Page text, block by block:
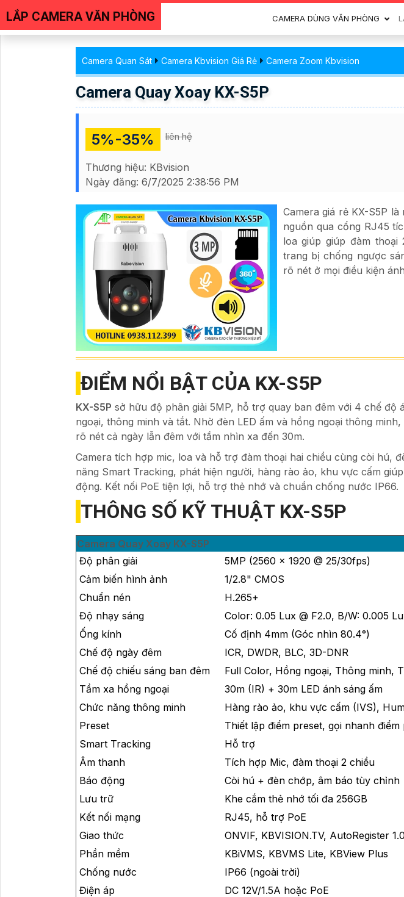
LẮP CAMERA VĂN PHÒNG CAMERA DÙNG VĂN PHÒNG
Camera Quan Sát Camera Kbvision Giá Rẻ Camera Zoom Kbvision
Camera Quay Xoay KX-S5P
5%-35% liên hệ
Thương hiệu: KBvision
Ngày đăng: 6/7/2025 2:38:56 PM
Camera giá rẻ KX-S5P
nguồn qua cổng RJ45
loa giúp giúp đàm thoại
trang bị chống ngược
rõ nét ở mọi điều kiện
ĐIỂM NỔI BẬT CỦA KX-S5P
KX-S5P sở hữu độ phân giải 5MP, hỗ trợ quay ban đêm với 4 chế độ
ngoại, thông minh và tắt. Nhờ đèn LED ấm và hồng ngoại thông
rõ nét cả ngày lẫn đêm với tầm nhìn xa đến 30m.
Camera tích hợp mic, loa và hỗ trợ đàm thoại hai chiều cùng còi hú,
năng Smart Tracking, phát hiện người, hàng rào ảo, khu vực cấm
động. Kết nối PoE tiện lợi, hỗ trợ thẻ nhớ và chuẩn chống nước IP66.
THÔNG SỐ KỸ THUẬT KX-S5P
Camera Quay Xoay KX-S5P
Độ phân giải
5MP (2560 × 1920 @ 25/30fps)
Cảm biến hình ảnh
1/2.8" CMOS
Chuẩn nén
H.265+
Độ nhạy sáng
Color: 0.05 Lux @ F2.0, B/W: 0.005
Ống kính
Cố định 4mm (Góc nhìn 80.4°)
Chế độ ngày đêm
ICR, DWDR, BLC, 3D-DNR
Chế độ chiếu sáng ban đêm
Full Color, Hồng ngoại, Thông minh,
Tầm xa hồng ngoại
30m (IR) + 30m LED ánh sáng ấm
Chức năng thông minh
Hàng rào ảo, khu vực cấm (IVS),
Preset
Thiết lập điểm preset, gọi nhanh điểm
Smart Tracking
Hỗ trợ
Âm thanh
Tích hợp Mic, đàm thoại 2 chiều
Báo động
Còi hú + đèn chớp, âm báo tùy chỉnh
Lưu trữ
Khe cắm thẻ nhớ tối đa 256GB
Kết nối mạng
RJ45, hỗ trợ PoE
Giao thức
ONVIF, KBVISION.TV, AutoRegister 1.0
Phần mềm
KBiVMS, KBVMS Lite, KBView Plus
Chống nước
IP66 (ngoài trời)
Điện áp
DC 12V/1.5A hoặc PoE